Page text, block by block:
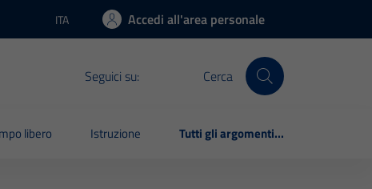
Lingua attiva:
ITA Accedi all'area personale
Seguici su: Cerca
libero Istruzione Tutti gli argomenti...